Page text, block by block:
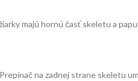
majú hornú časť skeletu a
na zadnej strane skeletu